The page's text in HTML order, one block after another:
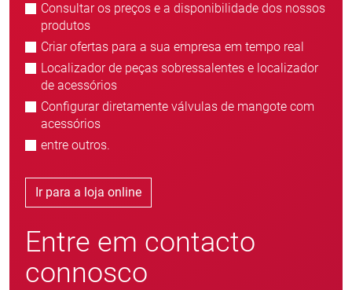
Consultar os preços e a disponibilidade dos nossos
produtos
Criar ofertas para a sua empresa em tempo real
Localizador de peças sobressalentes e localizador
de acessórios
Configurar diretamente válvulas de mangote com
acessórios
entre outros.
Ir para a loja online
Entre em contacto
connosco